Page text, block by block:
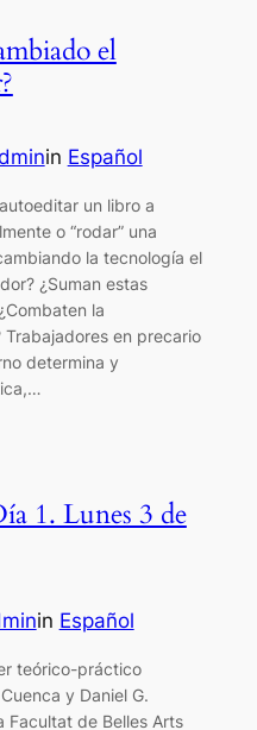
el
in Español
un libro a
o “rodar” una
la tecnología el
¿Suman estas
la
en precario
determina y
1. Lunes 3 de
in Español
teórico-práctico
y Daniel G.
Facultat de Belles Arts